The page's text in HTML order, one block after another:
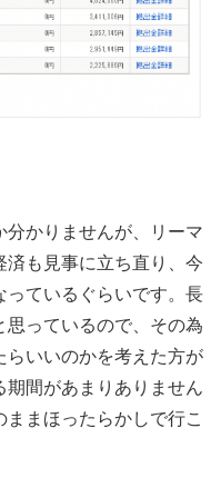
かりませんが、リーマ
も見事に立ち直り、今
ているぐらいです。長
っているので、その為
いいのかを考えた方が
間があまりありません
まほったらかしで行こ